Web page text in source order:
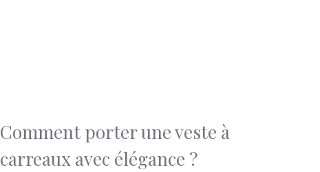
Comment porter une veste à
carreaux avec élégance ?